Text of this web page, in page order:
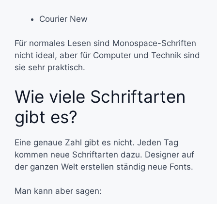
Courier New
Für normales Lesen sind Monospace-Schriften
nicht ideal, aber für Computer und Technik sind
sie sehr praktisch.
Wie viele Schriftarten
gibt es?
Eine genaue Zahl gibt es nicht. Jeden Tag
kommen neue Schriftarten dazu. Designer auf
der ganzen Welt erstellen ständig neue Fonts.
Man kann aber sagen: